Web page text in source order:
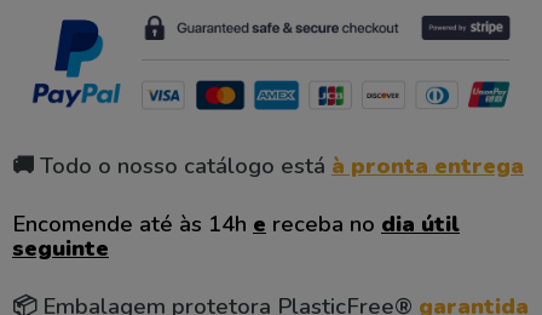
🚚 Todo o nosso catálogo está à pronta entrega
Encomende até às 14h e receba no dia útil
seguinte
📦 Embalagem protetora PlasticFree® garantida